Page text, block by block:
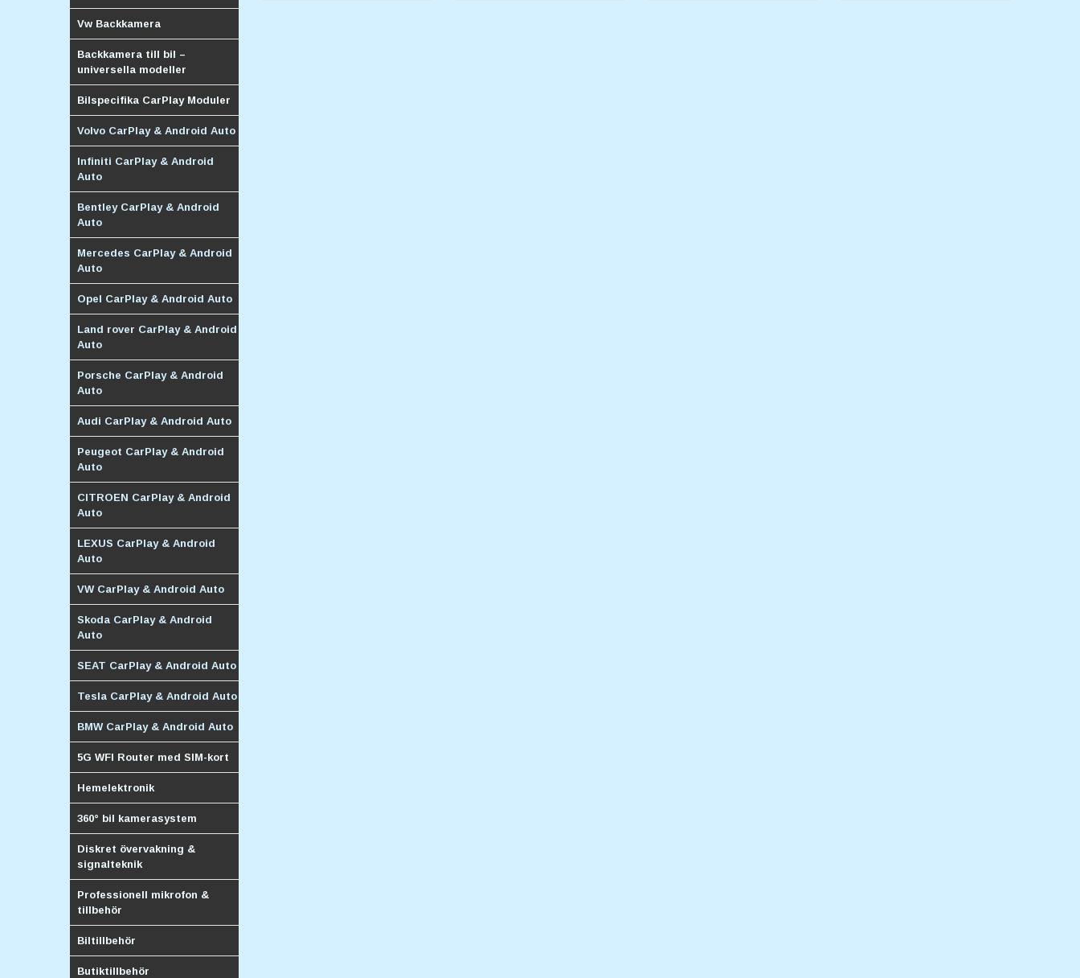
Vw Backkamera
Backkamera till bil –
universella modeller
Bilspecifika CarPlay Moduler
Volvo CarPlay & Android Auto
Infiniti CarPlay & Android
Auto
Bentley CarPlay & Android
Auto
Mercedes CarPlay & Android
Auto
Opel CarPlay & Android Auto
Land rover CarPlay & Android
Auto
Porsche CarPlay & Android
Auto
Audi CarPlay & Android Auto
Peugeot CarPlay & Android
Auto
CITROEN CarPlay & Android
Auto
LEXUS CarPlay & Android
Auto
VW CarPlay & Android Auto
Skoda CarPlay & Android
Auto
SEAT CarPlay & Android Auto
Tesla CarPlay & Android Auto
BMW CarPlay & Android Auto
5G WFI Router med SIM-kort
Hemelektronik
360° bil kamerasystem
Diskret övervakning &
signalteknik
Professionell mikrofon &
tillbehör
Biltillbehör
Butiktillbehör